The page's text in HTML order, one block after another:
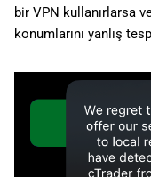
bir VPN kullanırlarsa
konumlarını yanlış